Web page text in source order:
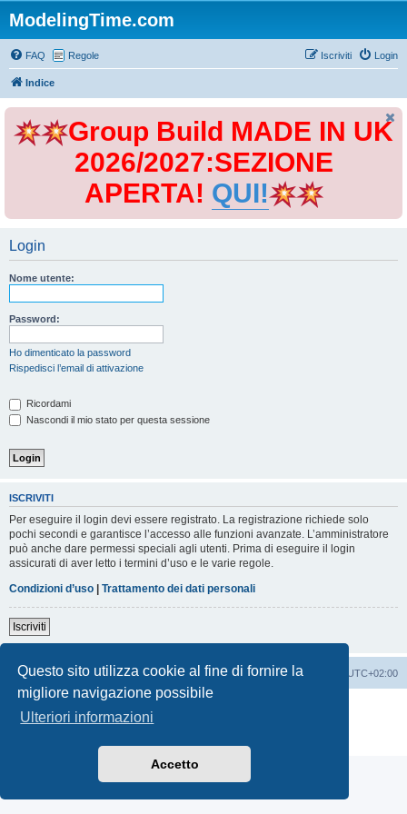
Questo sito utilizza cookie al fine di fornire la
migliore navigazione possibile
Ulteriori informazioni
Accetto
ModelingTime.com
FAQ Regole Login
Iscriviti
Indice
Group Build MADE IN UK
2026/2027:SEZIONE
APERTA! QUI!
Login
Nome utente:
Password:
Ho dimenticato la password
Rispedisci l’email di attivazione
Ricordami
Nascondi il mio stato per questa sessione
ISCRIVITI
Per eseguire il login devi essere registrato. La registrazione richiede solo
pochi secondi e garantisce l’accesso alle funzioni avanzate. L’amministratore
può anche dare permessi speciali agli utenti. Prima di eseguire il login
assicurati di aver letto i termini d’uso e le varie regole.
Condizioni d’uso | Trattamento dei dati personali
Iscriviti
Indice Tutti gli orari sono UTC+02:00
Cancella cookie
Contattaci
Traduzione Italiana